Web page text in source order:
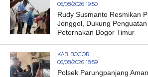
06/08/2026 19:50
Rudy Susmanto Resmikan
Jonggol, Dukung
Peternakan Bogor Timur
KAB. BOGOR
06/08/2026 18:59
Polsek Parungpanjang